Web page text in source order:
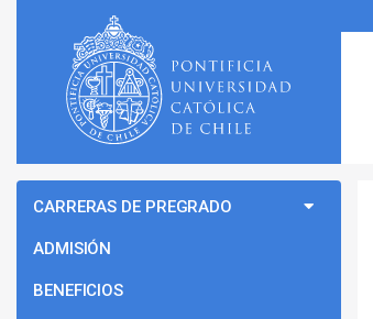
CARRERAS DE PREGRADO
ADMISIÓN
BENEFICIOS